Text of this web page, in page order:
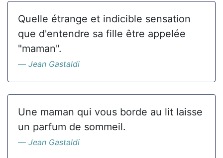
Quelle étrange et indicible sensation
que d'entendre sa fille être appelée
"maman".
Jean Gastaldi
Une maman qui vous borde au lit laisse
un parfum de sommeil.
Jean Gastaldi